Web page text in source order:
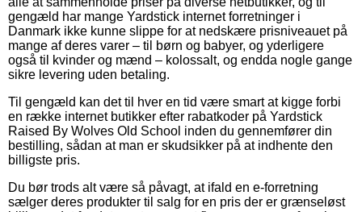
gengæld har mange Yardstick internet forretninger i
Danmark ikke kunne slippe for at nedskære prisniveauet på
mange af deres varer – til børn og babyer, og yderligere
også til kvinder og mænd – kolossalt, og endda nogle gange
sikre levering uden betaling.
Til gengæld kan det til hver en tid være smart at kigge forbi
en række internet butikker efter rabatkoder på Yardstick
Raised By Wolves Old School inden du gennemfører din
bestilling, sådan at man er skudsikker på at indhente den
billigste pris.
Du bør trods alt være så påvagt, at ifald en e-forretning
sælger deres produkter til salg for en pris der er grænseløst